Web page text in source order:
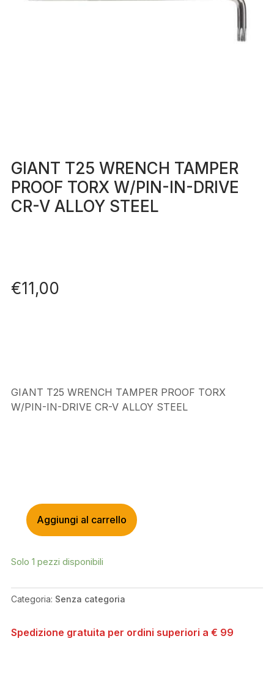
GIANT T25 WRENCH TAMPER
PROOF TORX W/PIN-IN-DRIVE
CR-V ALLOY STEEL
€11,00
GIANT T25 WRENCH TAMPER PROOF TORX
W/PIN-IN-DRIVE CR-V ALLOY STEEL
GIANT
TAMPER
TORX
W/PIN-
DRIVE
Aggiungi al carrello
Solo 1 pezzi disponibili
Categoria: Senza categoria
Spedizione gratuita per ordini superiori a € 99